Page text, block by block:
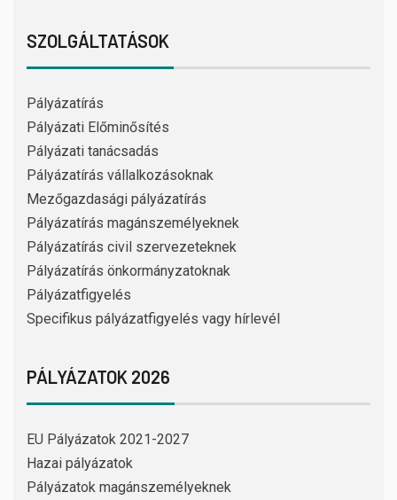
SZOLGÁLTATÁSOK
Pályázatírás
Pályázati Előminősítés
Pályázati tanácsadás
Pályázatírás vállalkozásoknak
Mezőgazdasági pályázatírás
Pályázatírás magánszemélyeknek
Pályázatírás civil szervezeteknek
Pályázatírás önkormányzatoknak
Pályázatfigyelés
Specifikus pályázatfigyelés vagy hírlevél
PÁLYÁZATOK 2026
EU Pályázatok 2021-2027
Hazai pályázatok
Pályázatok magánszemélyeknek